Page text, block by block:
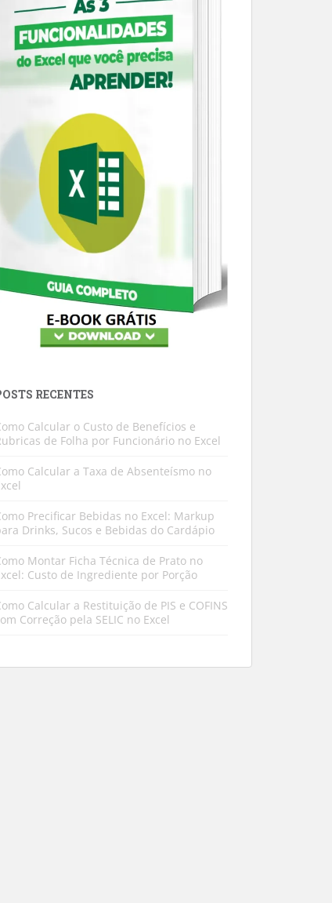
RECENTES
Calcular o Custo de Benefícios e
de Folha por Funcionário no Excel
Calcular a Taxa de Absenteísmo no
Precificar Bebidas no Excel: Markup
Drinks, Sucos e Bebidas do Cardápio
Montar Ficha Técnica de Prato no
Custo de Ingrediente por Porção
Calcular a Restituição de PIS e COFINS
Correção pela SELIC no Excel